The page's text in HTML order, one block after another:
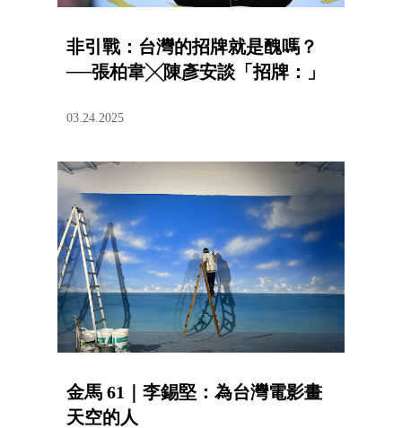
非引戰：台灣的招牌就是醜嗎？
──張柏韋╳陳彥安談「招牌：」
03.24.2025
金馬 61｜李錫堅：為台灣電影畫
天空的人